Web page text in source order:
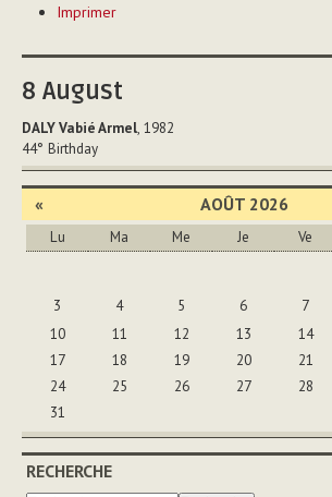
sur
document
Imprimer
8 August
DALY Vabié Armel, 1982
44° Birthday
« AOÛT 2026
Lu Ma Me Je Ve
3
4 5 6 7
10
11 12 13 14
17
18 19 20 21
24
25 26 27 28
31
RECHERCHE